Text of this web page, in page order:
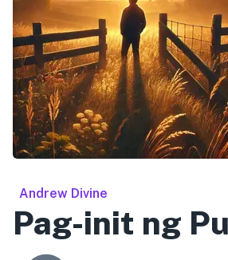
Andrew Divine
Pag-init ng